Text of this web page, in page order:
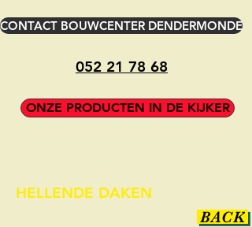
CONTACT BOUWCENTER DENDERMONDE
052 21 78 68
ONZE PRODUCTEN IN DE KIJKER
HELLENDE DAKEN
BACK